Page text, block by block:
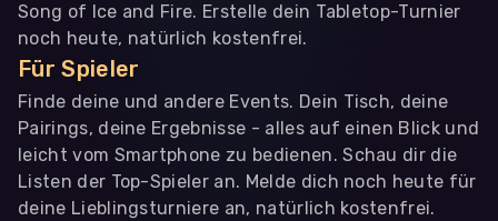
Song of Ice and Fire. Erstelle dein Tabletop-Turnier
noch heute, natürlich kostenfrei.
Für Spieler
Finde deine und andere Events. Dein Tisch, deine
Pairings, deine Ergebnisse - alles auf einen Blick und
leicht vom Smartphone zu bedienen. Schau dir die
Listen der Top-Spieler an. Melde dich noch heute für
deine Lieblingsturniere an, natürlich kostenfrei.